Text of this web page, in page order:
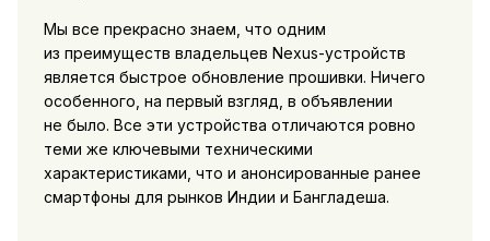
Мы все прекрасно знаем, что одним
из преимуществ владельцев Nexus-устройств
является быстрое обновление прошивки. Ничего
особенного, на первый взгляд, в объявлении
не было. Все эти устройства отличаются ровно
теми же ключевыми техническими
характеристиками, что и анонсированные ранее
смартфоны для рынков Индии и Бангладеша.